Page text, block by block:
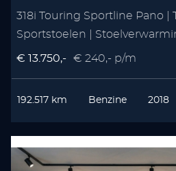
318i Touring Sportline Pano |
Sportstoelen |
€ 13.750,- € 240,- p/m
192.517 km Benzine 2018